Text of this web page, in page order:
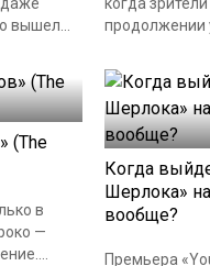
вышел...
продолжении
(The
в
—
Когда
Шерлока»
вообще?
Премьера